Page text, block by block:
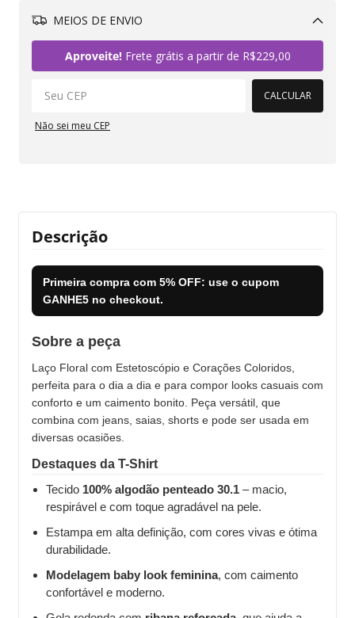
MEIOS DE ENVIO
Aproveite!Frete grátis a partir de R$229,00
CALCULAR
Não sei meu CEP
Descrição
Primeira compra com 5% OFF: use o cupom
GANHE5 no checkout.
Sobre a peça
Laço Floral com Estetoscópio e Corações Coloridos,
perfeita para o dia a dia e para compor looks casuais com
conforto e um caimento bonito. Peça versátil, que
combina com jeans, saias, shorts e pode ser usada em
diversas ocasiões.
Destaques da T-Shirt
Tecido 100% algodão penteado 30.1 – macio,
respirável e com toque agradável na pele.
Estampa em alta definição, com cores vivas e ótima
durabilidade.
Modelagem baby look feminina, com caimento
confortável e moderno.